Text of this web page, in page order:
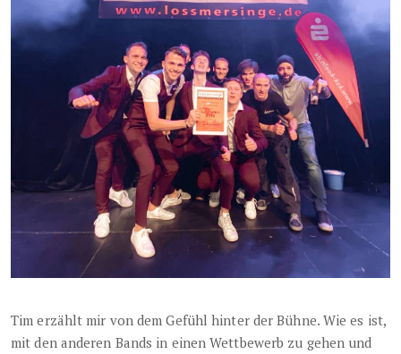
Tim erzählt mir von dem Gefühl hinter der Bühne. Wie es ist,
mit den anderen Bands in einen Wettbewerb zu gehen und